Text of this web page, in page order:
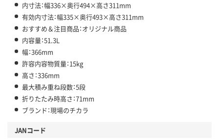
内寸法：幅336×奥行494×高さ311mm
有効内寸法：幅335×奥行493×高さ311mm
おすすめ＆注目商品：オリジナル商品
内容量：51.3L
幅：366mm
許容内容物質量：15kg
高さ：336mm
最大積み重ね段数：5段
折りたたみ時高さ：71mm
ブランド：現場のチカラ
JANコード